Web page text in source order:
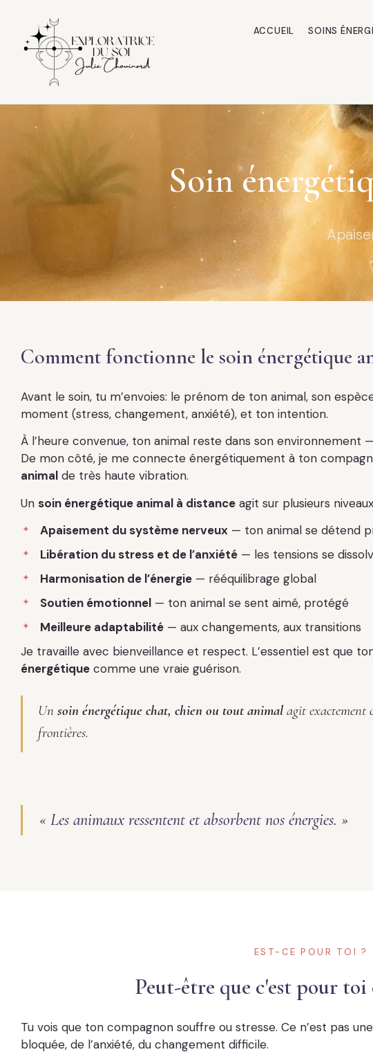
ACCUEIL SOINS
Soin
Comment fonctionne le soin énergétique
Avant le soin, tu m’envoies: le prénom de ton animal, son
moment (stress, changement, anxiété), et ton intention.
À l’heure convenue, ton animal reste dans son environnement
De mon côté, je me connecte énergétiquement à ton
animal de très haute vibration.
Un soin énergétique animal à distance agit sur plusieurs
Apaisement du système nerveux — ton animal se détend
Libération du stress et de l’anxiété — les tensions se
Harmonisation de l’énergie — rééquilibrage global
Soutien émotionnel — ton animal se sent aimé, protégé
Meilleure adaptabilité — aux changements, aux transitions
Je travaille avec bienveillance et respect. L’essentiel est que
énergétique comme une vraie guérison.
Un soin énergétique chat, chien ou tout animal agit exactement
frontières.
« Les animaux ressentent et absorbent nos énergies. »
EST-CE POUR TOI ?
Peut-être que c'est pour
Tu vois que ton compagnon souffre ou stresse. Ce n’est pas
bloquée, de l’anxiété, du changement difficile.